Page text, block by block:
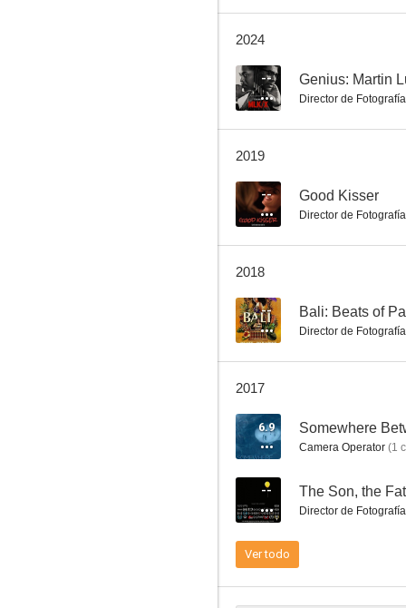
Bali: Beats of Paradise
--
2024
--
Director de Fotografía
2019
-- Good Kisser
Director de Fotografía
2018
-- Bali: Beats of
Director de Fotografía
2017
6.9 Somewhere
Camera Operator (1
-- The Son, the
Director de Fotografía
Ver todo